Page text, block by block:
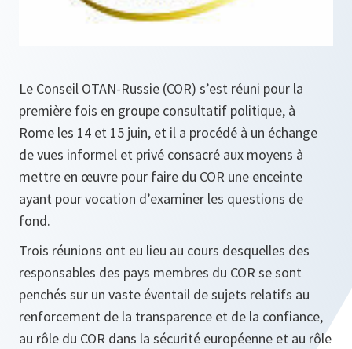
Le Conseil OTAN-Russie (COR) s’est réuni pour la
première fois en groupe consultatif politique, à
Rome les 14 et 15 juin, et il a procédé à un échange
de vues informel et privé consacré aux moyens à
mettre en œuvre pour faire du COR une enceinte
ayant pour vocation d’examiner les questions de
fond.
Trois réunions ont eu lieu au cours desquelles des
responsables des pays membres du COR se sont
penchés sur un vaste éventail de sujets relatifs au
renforcement de la transparence et de la confiance,
au rôle du COR dans la sécurité européenne et au rôle